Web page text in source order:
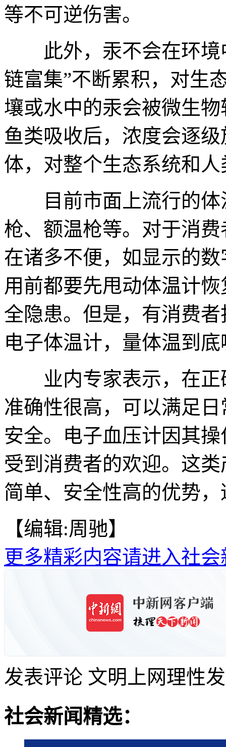
等不可逆伤害。
此外，汞不会在环境
链富集”不断累积，对生
壤或水中的汞会被微生
鱼类吸收后，浓度会逐
体，对整个生态系统和
目前市面上流行的体
枪、额温枪等。对于消
在诸多不便，如显示的
用前都要先甩动体温计
全隐患。但是，有消费
电子体温计，量体温到
业内专家表示，在正
准确性很高，可以满足
安全。电子血压计因其
受到消费者的欢迎。这
简单、安全性高的优势
【编辑:周驰】
更多精彩内容请进入社会
发表评论 文明上网理性
社会新闻精选：